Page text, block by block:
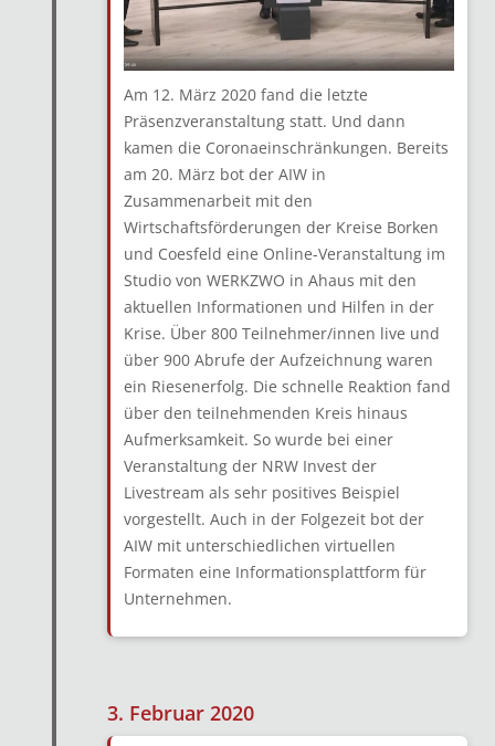
Am 12. März 2020 fand die letzte
Präsenzveranstaltung statt. Und dann
kamen die Coronaeinschränkungen. Bereits
am 20. März bot der AIW in
Zusammenarbeit mit den
Wirtschaftsförderungen der Kreise Borken
und Coesfeld eine Online-Veranstaltung im
Studio von WERKZWO in Ahaus mit den
aktuellen Informationen und Hilfen in der
Krise. Über 800 Teilnehmer/innen live und
über 900 Abrufe der Aufzeichnung waren
ein Riesenerfolg. Die schnelle Reaktion fand
über den teilnehmenden Kreis hinaus
Aufmerksamkeit. So wurde bei einer
Veranstaltung der NRW Invest der
Livestream als sehr positives Beispiel
vorgestellt. Auch in der Folgezeit bot der
AIW mit unterschiedlichen virtuellen
Formaten eine Informationsplattform für
Unternehmen.
3. Februar 2020